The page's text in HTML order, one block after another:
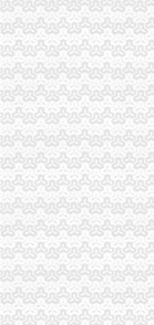
增值税新版一般纳
“营改增”四大行业一
一般纳税人申请书--
增值税纳税申报表（
不认定增值税一般纳
增值税纳税申报表
一般纳税人申报表_
一般纳税人填写增
其他增值税一般纳
增值税纳税申报表
附件三：其他增值
原增值税一般纳税
一般纳税人申报表
《一般纳税人申请